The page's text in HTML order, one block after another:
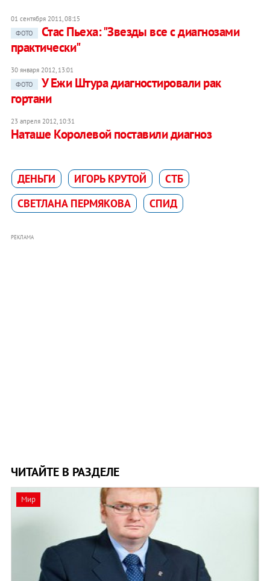
01 сентября 2011, 08:15
ФОТО
Стас Пьеха: "Звезды все с диагнозами
практически"
30 января 2012, 13:01
ФОТО
У Ежи Штура диагностировали рак
гортани
23 апреля 2012, 10:31
Наташе Королевой поставили диагноз
ДЕНЬГИ ИГОРЬ КРУТОЙ
СТБ
СВЕТЛАНА ПЕРМЯКОВА
СПИД
РЕКЛАМА
ЧИТАЙТЕ В РАЗДЕЛЕ
Мир